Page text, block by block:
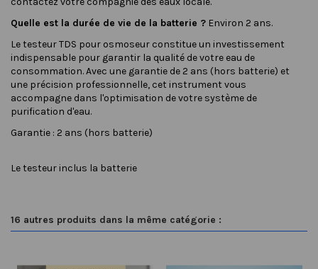
Quelle est la durée de vie de la batterie ? Environ 2 ans.
Le testeur TDS pour osmoseur constitue un investissement
indispensable pour garantir la qualité de votre eau de
consommation. Avec une garantie de 2 ans (hors batterie) et
une précision professionnelle, cet instrument vous
accompagne dans l'optimisation de votre système de
purification d'eau.
Garantie : 2 ans (hors batterie)
Le testeur inclus la batterie
16 autres produits dans la même catégorie :